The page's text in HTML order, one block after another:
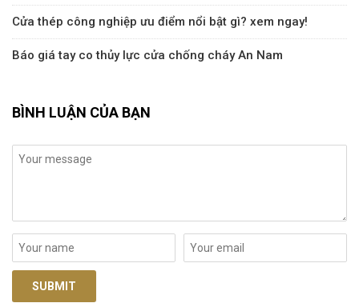
Cửa thép công nghiệp ưu điểm nổi bật gì? xem ngay!
Báo giá tay co thủy lực cửa chống cháy An Nam
BÌNH LUẬN CỦA BẠN